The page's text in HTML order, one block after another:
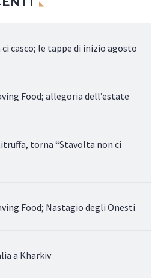
casco; le tappe di inizio agosto
Food; allegoria dell’estate
torna “Stavolta non ci
Food; Nastagio degli Onesti
a Kharkiv